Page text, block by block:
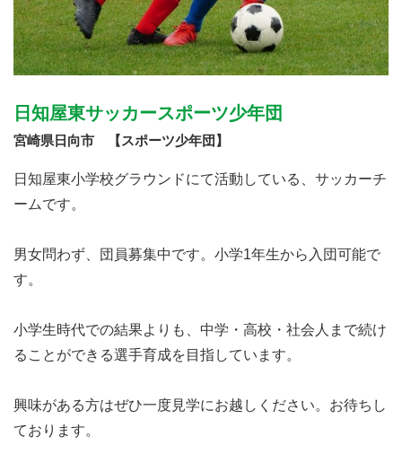
日知屋東サッカースポーツ少年団
宮崎県日向市 【スポーツ少年団】
日知屋東小学校グラウンドにて活動している、サッカーチ
ームです。
男女問わず、団員募集中です。小学1年生から入団可能で
す。
小学生時代での結果よりも、中学・高校・社会人まで続け
ることができる選手育成を目指しています。
興味がある方はぜひ一度見学にお越しください。お待ちし
ております。